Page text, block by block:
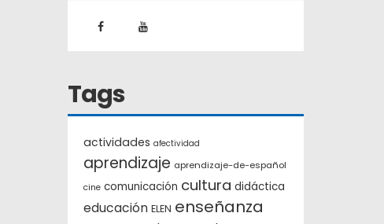
Tags
actividades afectividad
aprendizaje aprendizaje-de-español
cine comunicación cultura didáctica
educación ELEN enseñanza